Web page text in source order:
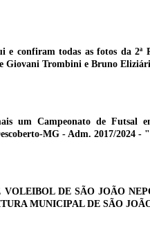
e confiram todas as fotos da
Giovani Trombini e Bruno
um Campeonato de Futsal
MG - Adm. 2017/2024 -
VOLEIBOL DE SÃO JOÃO
MUNICIPAL DE SÃO